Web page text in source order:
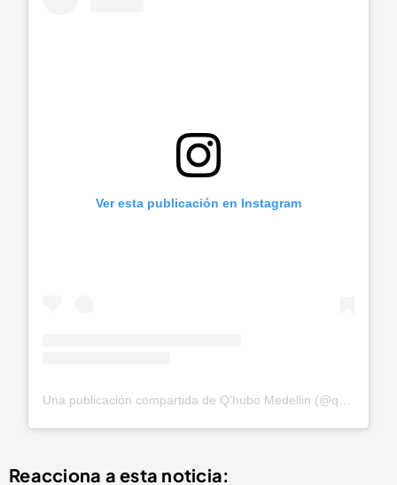
Ver esta publicación en Instagram
Una publicación compartida de Q'hubo Medellin (@qhubomedallo)
Reacciona a esta noticia: